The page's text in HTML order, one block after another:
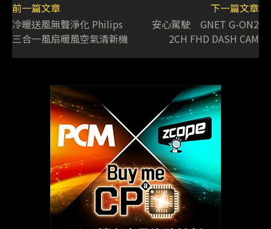
前一篇文章
冷暖送風無聲淨化 Philips
三合一風扇暖風空氣清新機
下一篇文章
安心駕駛 GNET G-ON2
2CH FHD DASH CAM